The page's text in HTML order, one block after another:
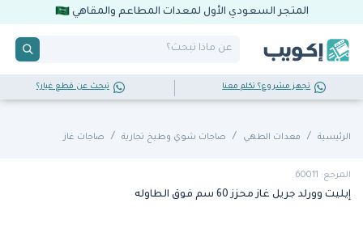
المتجر السعودي الأول لمعدات المطاعم والمقاهي
تجهز مشروع؟ تكلم معنا تبحث عن قطع غيار؟
الرئيسية معدات الطهي صاجات شوي وطبخ تجارية صاجات غاز
المرجع: 60011
إيليت وورلد جريل غاز محزز 60 سم فوق الطاوله